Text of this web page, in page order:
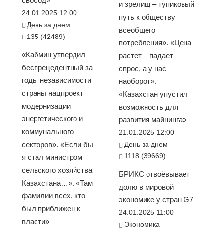
24.01.2025 12:00
День за днем
135 (42489)
«Кабмин утвердил
беспрецедентный за
годы независимости
страны нацпроект
модернизации
энергетического и
коммунального
секторов». «Если бы
я стал министром
сельского хозяйства
Казахстана…». «Там
фамилии всех, кто
был приближен к
власти»
и зрелищ – тупиковый
путь к обществу
всеобщего
потребления». «Цена
растет – падает
спрос, а у нас
наоборот».
«Казахстан упустил
возможность для
развития майнинга»
21.01.2025 12:00
День за днем
1118 (39669)
БРИКС отвоёвывает
долю в мировой
экономике у стран G7
24.01.2025 11:00
Экономика